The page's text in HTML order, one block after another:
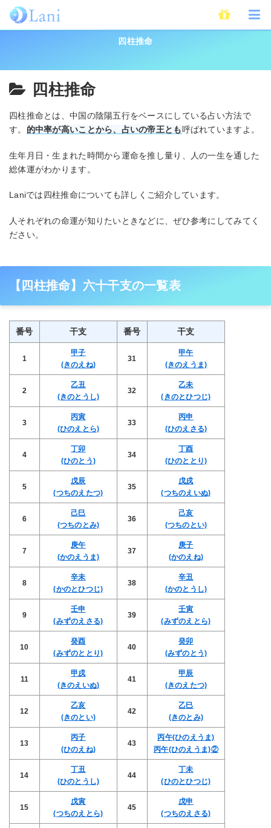
ホーム 占い
四柱推命
四柱推命
四柱推命とは、中国の陰陽五行をベースにしている占い方法で
す。 的中率が高いことから、占いの帝王とも呼ばれていますよ。
生年月日・生まれた時間から運命を推し量り、人の一生を通した
総体運がわかります。
Laniでは四柱推命についても詳しくご紹介しています。
人それぞれの命運が知りたいときなどに、ぜひ参考にしてみてく
ださい。
【四柱推命】六十干支の一覧表
番号 干支 番号 干支
1
甲子
(きのえね)
31
甲午
(きのえうま)
2
乙丑
(きのとうし)
32
乙未
(きのとひつじ)
3
丙寅
(ひのえとら)
33
丙申
(ひのえさる)
4
丁卯
(ひのとう)
34
丁酉
(ひのととり)
5
戊辰
(つちのえたつ)
35
戊戌
(つちのえいぬ)
6
己巳
(つちのとみ)
36
己亥
(つちのとい)
7
庚午
(かのえうま)
37
庚子
(かのえね)
8
辛未
(かのとひつじ)
38
辛丑
(かのとうし)
9
壬申
(みずのえさる)
39
壬寅
(みずのえとら)
10
癸酉
(みずのととり)
40
癸卯
(みずのとう)
11
甲戌
(きのえいぬ)
41
甲辰
(きのえたつ)
12
乙亥
(きのとい)
42
乙巳
(きのとみ)
13
丙子
(ひのえね)
43
丙午(ひのえうま)
丙午(ひのえうま)②
14
丁丑
(ひのとうし)
44
丁未
(ひのとひつじ)
15
戊寅
(つちのえとら)
45
戊申
(つちのえさる)